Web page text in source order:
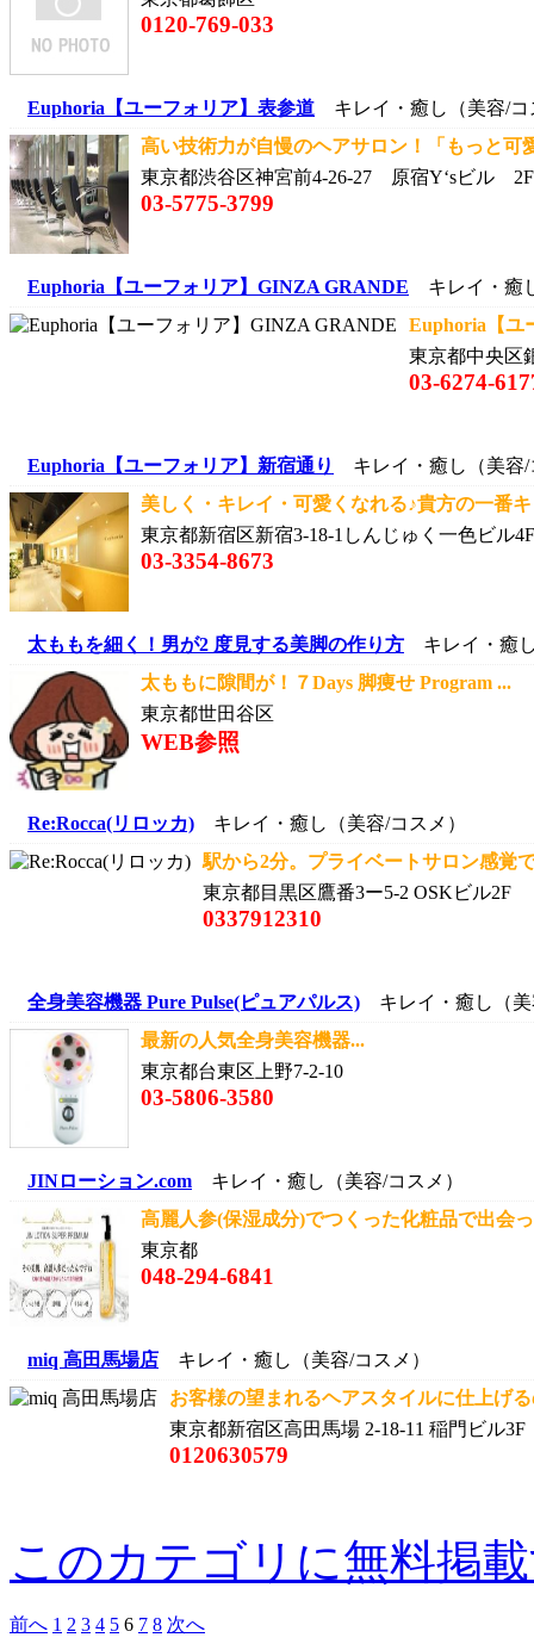
0120-769-033
Euphoria【ユーフォリア】表参道 キレイ・癒し（美容/コ
高い技術力が自慢のヘアサロン！「もっと可
東京都渋谷区神宮前4-26-27 原宿Y‘sビル 2F
03-5775-3799
Euphoria【ユーフォリア】GINZA GRANDE キレイ・癒
Euphoria【ユ
東京都中央区
03-6274-
Euphoria【ユーフォリア】新宿通り
キレイ・癒し（美容/
美しく・キレイ・可愛くなれる♪貴方の一番
東京都新宿区新宿3-18-1しんじゅく一色ビル4F
03-3354-8673
太ももを細く！男が2 度見する美脚の作り方 キレイ・癒
太ももに隙間が！７Days 脚痩せ Program ...
東京都世田谷区
WEB参照
Re:Rocca(リロッカ) キレイ・癒し（美容/コスメ）
駅から2分。プライベートサロン感覚
東京都目黒区鷹番3ー5-2 OSKビル2F
0337912310
全身美容機器 Pure Pulse(ピュアパルス) キレイ・癒し（美
最新の人気全身美容機器...
東京都台東区上野7-2-10
03-5806-3580
JINローション.com キレイ・癒し（美容/コスメ）
高麗人参(保湿成分)でつくった化粧品で出会
東京都
048-294-6841
miq 高田馬場店 キレイ・癒し（美容/コスメ）
お客様の望まれるヘアスタイルに仕上げ
東京都新宿区高田馬場 2-18-11 稲門ビル3F
0120630579
このカテゴリに無料掲
前へ 1 2 3 4 5 6 7 8 次へ